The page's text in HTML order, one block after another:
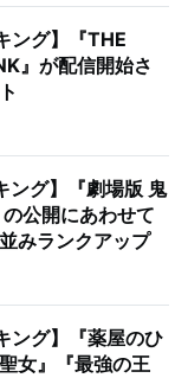
ング】『THE
』が配信開始さ
ング】『劇場版 鬼
公開にあわせて
みランクアップ
ング】『薬屋のひ
女』『最強の王